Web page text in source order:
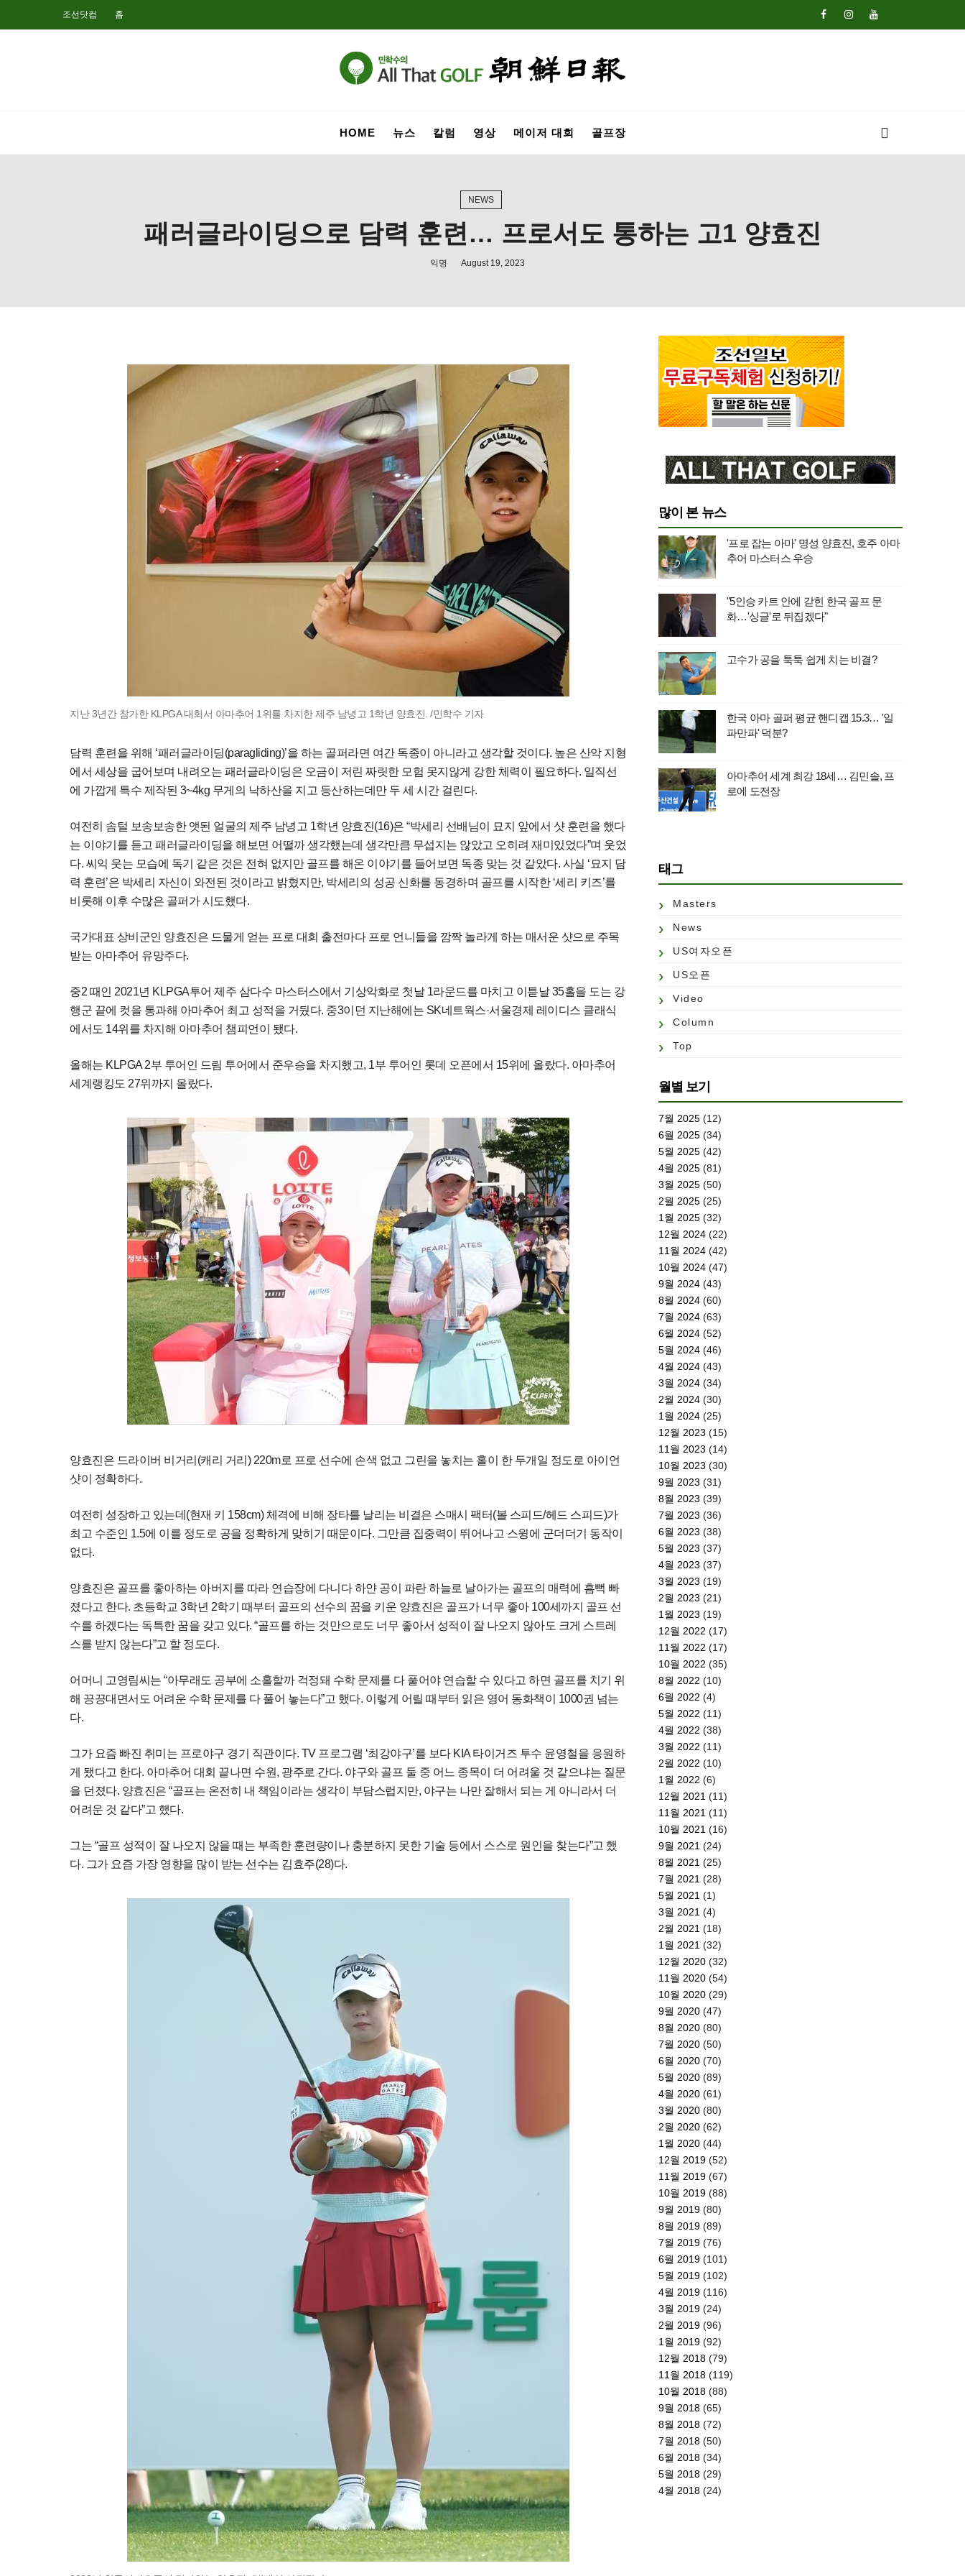
조선닷컴 홈
HOME 뉴스 칼럼 영상 메이저 대회 골프장
NEWS
패러글라이딩으로 담력 훈련… 프로서도 통하는 고1 양효진
익명 August 19, 2023
지난 3년간 참가한 KLPGA 대회서 아마추어 1위를 차지한 제주 남녕고 1학년 양효진. /민학수 기자
담력 훈련을 위해 ‘패러글라이딩(paragliding)’을 하는 골퍼라면 여간 독종이 아니라고 생각할 것이다. 높은 산악 지형
에서 세상을 굽어보며 내려오는 패러글라이딩은 오금이 저린 짜릿한 모험 못지않게 강한 체력이 필요하다. 일직선
에 가깝게 특수 제작된 3~4kg 무게의 낙하산을 지고 등산하는데만 두 세 시간 걸린다.
여전히 솜털 보송보송한 앳된 얼굴의 제주 남녕고 1학년 양효진(16)은 “박세리 선배님이 묘지 앞에서 샷 훈련을 했다
는 이야기를 듣고 패러글라이딩을 해보면 어떨까 생각했는데 생각만큼 무섭지는 않았고 오히려 재미있었다”며 웃었
다. 씨익 웃는 모습에 독기 같은 것은 전혀 없지만 골프를 해온 이야기를 들어보면 독종 맞는 것 같았다. 사실 ‘묘지 담
력 훈련’은 박세리 자신이 와전된 것이라고 밝혔지만, 박세리의 성공 신화를 동경하며 골프를 시작한 ‘세리 키즈’를
비롯해 이후 수많은 골퍼가 시도했다.
국가대표 상비군인 양효진은 드물게 얻는 프로 대회 출전마다 프로 언니들을 깜짝 놀라게 하는 매서운 샷으로 주목
받는 아마추어 유망주다.
중2 때인 2021년 KLPGA투어 제주 삼다수 마스터스에서 기상악화로 첫날 1라운드를 마치고 이튿날 35홀을 도는 강
행군 끝에 컷을 통과해 아마추어 최고 성적을 거뒀다. 중3이던 지난해에는 SK네트웍스·서울경제 레이디스 클래식
에서도 14위를 차지해 아마추어 챔피언이 됐다.
올해는 KLPGA 2부 투어인 드림 투어에서 준우승을 차지했고, 1부 투어인 롯데 오픈에서 15위에 올랐다. 아마추어
세계랭킹도 27위까지 올랐다.
양효진은 드라이버 비거리(캐리 거리) 220m로 프로 선수에 손색 없고 그린을 놓치는 홀이 한 두개일 정도로 아이언
샷이 정확하다.
여전히 성장하고 있는데(현재 키 158cm) 체격에 비해 장타를 날리는 비결은 스매시 팩터(볼 스피드/헤드 스피드)가
최고 수준인 1.5에 이를 정도로 공을 정확하게 맞히기 때문이다. 그만큼 집중력이 뛰어나고 스윙에 군더더기 동작이
없다.
양효진은 골프를 좋아하는 아버지를 따라 연습장에 다니다 하얀 공이 파란 하늘로 날아가는 골프의 매력에 흠뻑 빠
졌다고 한다. 초등학교 3학년 2학기 때부터 골프의 선수의 꿈을 키운 양효진은 골프가 너무 좋아 100세까지 골프 선
수를 하겠다는 독특한 꿈을 갖고 있다. “골프를 하는 것만으로도 너무 좋아서 성적이 잘 나오지 않아도 크게 스트레
스를 받지 않는다”고 할 정도다.
어머니 고영림씨는 “아무래도 공부에 소홀할까 걱정돼 수학 문제를 다 풀어야 연습할 수 있다고 하면 골프를 치기 위
해 끙끙대면서도 어려운 수학 문제를 다 풀어 놓는다”고 했다. 이렇게 어릴 때부터 읽은 영어 동화책이 1000권 넘는
다.
그가 요즘 빠진 취미는 프로야구 경기 직관이다. TV 프로그램 ‘최강야구’를 보다 KIA 타이거즈 투수 윤영철을 응원하
게 됐다고 한다. 아마추어 대회 끝나면 수원, 광주로 간다. 야구와 골프 둘 중 어느 종목이 더 어려울 것 같으냐는 질문
을 던졌다. 양효진은 “골프는 온전히 내 책임이라는 생각이 부담스럽지만, 야구는 나만 잘해서 되는 게 아니라서 더
어려운 것 같다”고 했다.
그는 “골프 성적이 잘 나오지 않을 때는 부족한 훈련량이나 충분하지 못한 기술 등에서 스스로 원인을 찾는다”고 했
다. 그가 요즘 가장 영향을 많이 받는 선수는 김효주(28)다.
많이 본 뉴스
'프로 잡는 아마' 명성 양효진, 호주 아마
추어 마스터스 우승
"5인승 카트 안에 갇힌 한국 골프 문
화…'싱글'로 뒤집겠다"
고수가 공을 툭툭 쉽게 치는 비결?
한국 아마 골퍼 평균 핸디캡 15.3… '일
파만파' 덕분?
아마추어 세계 최강 18세… 김민솔, 프
로에 도전장
태그
Masters
News
US여자오픈
US오픈
Video
Column
Top
월별 보기
7월 2025 (12)
6월 2025 (34)
5월 2025 (42)
4월 2025 (81)
3월 2025 (50)
2월 2025 (25)
1월 2025 (32)
12월 2024 (22)
11월 2024 (42)
10월 2024 (47)
9월 2024 (43)
8월 2024 (60)
7월 2024 (63)
6월 2024 (52)
5월 2024 (46)
4월 2024 (43)
3월 2024 (34)
2월 2024 (30)
1월 2024 (25)
12월 2023 (15)
11월 2023 (14)
10월 2023 (30)
9월 2023 (31)
8월 2023 (39)
7월 2023 (36)
6월 2023 (38)
5월 2023 (37)
4월 2023 (37)
3월 2023 (19)
2월 2023 (21)
1월 2023 (19)
12월 2022 (17)
11월 2022 (17)
10월 2022 (35)
8월 2022 (10)
6월 2022 (4)
5월 2022 (11)
4월 2022 (38)
3월 2022 (11)
2월 2022 (10)
1월 2022 (6)
12월 2021 (11)
11월 2021 (11)
10월 2021 (16)
9월 2021 (24)
8월 2021 (25)
7월 2021 (28)
5월 2021 (1)
3월 2021 (4)
2월 2021 (18)
1월 2021 (32)
12월 2020 (32)
11월 2020 (54)
10월 2020 (29)
9월 2020 (47)
8월 2020 (80)
7월 2020 (50)
6월 2020 (70)
5월 2020 (89)
4월 2020 (61)
3월 2020 (80)
2월 2020 (62)
1월 2020 (44)
12월 2019 (52)
11월 2019 (67)
10월 2019 (88)
9월 2019 (80)
8월 2019 (89)
7월 2019 (76)
6월 2019 (101)
5월 2019 (102)
4월 2019 (116)
3월 2019 (24)
2월 2019 (96)
1월 2019 (92)
12월 2018 (79)
11월 2018 (119)
10월 2018 (88)
9월 2018 (65)
8월 2018 (72)
7월 2018 (50)
6월 2018 (34)
5월 2018 (29)
4월 2018 (24)